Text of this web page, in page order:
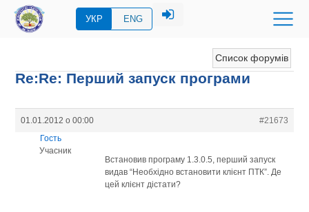
УКР ENG
Список форумів
Re:Re: Перший запуск програми
01.01.2012 о 00:00
#21673
Гость
Учасник
Встановив програму 1.3.0.5, перший запуск
видав “Необхідно встановити клієнт ПТК”. Де
цей клієнт дістати?